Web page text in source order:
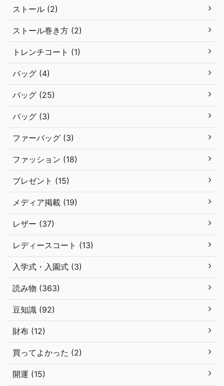
ストール (2)
ストール巻き方 (2)
トレンチコート (1)
バッグ (4)
バッグ (25)
バッグ (3)
ファーバッグ (3)
ファッション (18)
プレゼント (15)
メディア掲載 (19)
レザー (37)
レディースコート (13)
入学式・入園式 (3)
読み物 (363)
豆知識 (92)
財布 (12)
買ってよかった (2)
開運 (15)